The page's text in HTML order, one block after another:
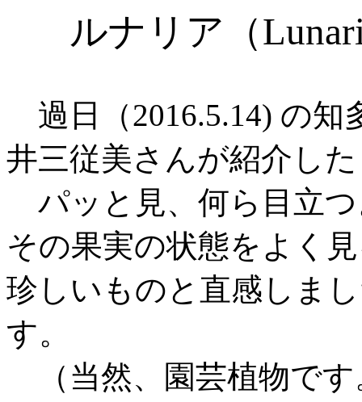
ルナリア（
過日（2016.5.14) の知
井三従美さんが紹介し
パッと見、何ら目立
その果実の状態をよく
珍しいものと直感しま
す。
（当然、園芸植物で